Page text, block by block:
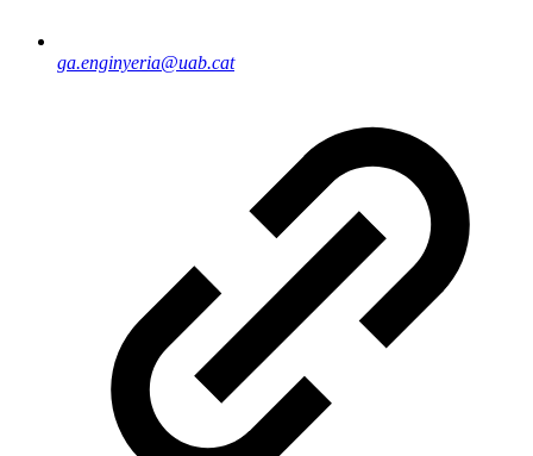
ga.enginyeria@uab.cat